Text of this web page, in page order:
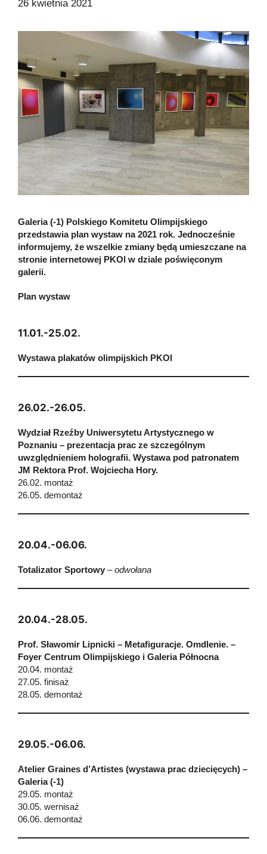
26 kwietnia 2021
Galeria (-1) Polskiego Komitetu Olimpijskiego
przedstawia plan wystaw na 2021 rok. Jednocześnie
informujemy, że wszelkie zmiany będą umieszczane na
stronie internetowej PKOl w dziale poświęconym
galerii.
Plan wystaw
11.01.-25.02.
Wystawa plakatów olimpijskich PKOl
26.02.-26.05.
Wydział Rzeźby Uniwersytetu Artystycznego w
Poznaniu – prezentacja prac ze szczególnym
uwzględnieniem holografii. Wystawa pod patronatem
JM Rektora Prof. Wojciecha Hory.
26.02. montaż
26.05. demontaż
20.04.-06.06.
Totalizator Sportowy – odwołana
20.04.-28.05.
Prof. Sławomir Lipnicki – Metafiguracje. Omdlenie. –
Foyer Centrum Olimpijskiego i Galeria Północna
20.04. montaż
27.05. finisaż
28.05. demontaż
29.05.-06.06.
Atelier Graines d’Artistes (wystawa prac dziecięcych) –
Galeria (-1)
29.05. montaż
30.05. wernisaż
06.06. demontaż